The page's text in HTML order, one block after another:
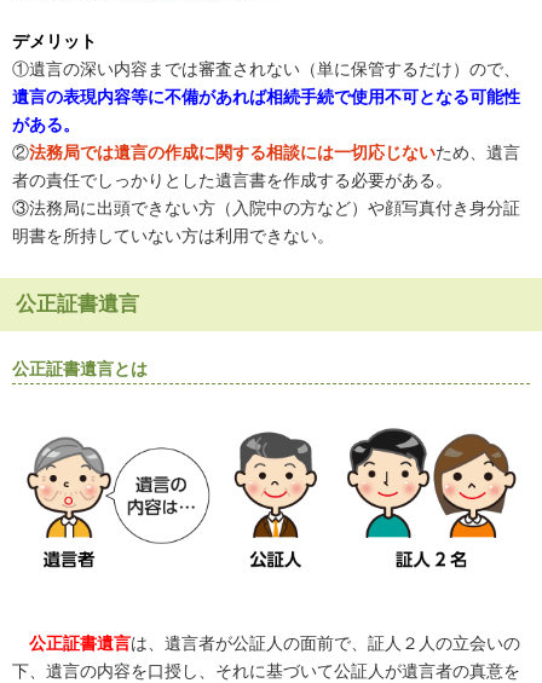
デメリット
①遺言の深い内容までは審査されない（単に保管するだけ）ので、
遺言の表現内容等に不備があれば相続手続で使用不可となる可能性
がある。
②法務局では遺言の作成に関する相談には一切応じないため、遺言
者の責任でしっかりとした遺言書を作成する必要がある。
③法務局に出頭できない方（入院中の方など）や顔写真付き身分証
明書を所持していない方は利用できない。
公正証書遺言
公正証書遺言とは
公正証書遺言は、遺言者が公証人の面前で、証人２人の立会いの
下、遺言の内容を口授し、それに基づいて公証人が遺言者の真意を